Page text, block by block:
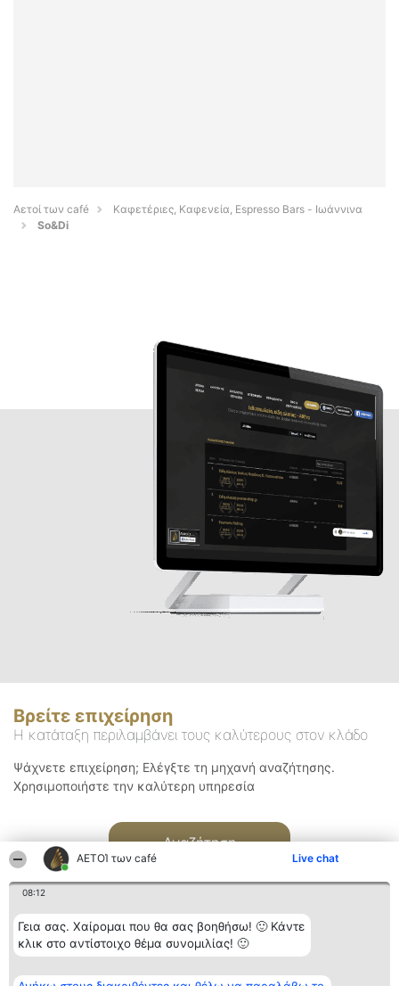
ΑΕΤΟΊ των café Live chat
08:12
Γεια σας. Χαίρομαι που θα σας βοηθήσω! 🙂 Κάντε
κλικ στο αντίστοιχο θέμα συνομιλίας! 🙂
Αετοί των café
Καφετέριες, Καφενεία, Espresso Bars - Ιωάννινα
So&Di
Βρείτε επιχείρηση
Η κατάταξη περιλαμβάνει τους καλύτερους στον κλάδο
Ψάχνετε επιχείρηση; Ελέγξτε τη μηχανή αναζήτησης.
Χρησιμοποιήστε την καλύτερη υπηρεσία
Αναζήτηση
Διοργανωτής της
Κατάταξη Επικοινωνία